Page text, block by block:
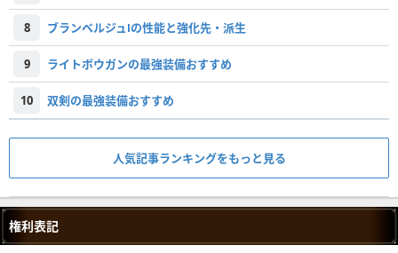
8 ブランベルジュⅠの性能と強化先・派生
9 ライトボウガンの最強装備おすすめ
10 双剣の最強装備おすすめ
人気記事ランキングをもっと見る
権利表記